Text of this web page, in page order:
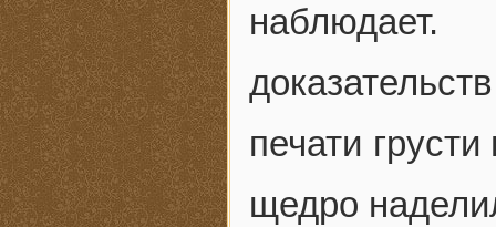
печати
щедро